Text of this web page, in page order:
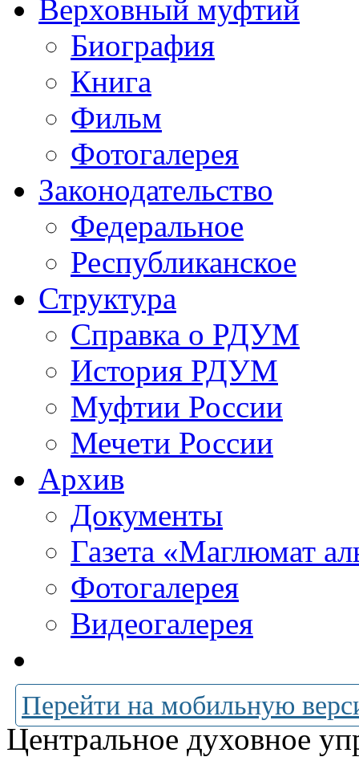
Верховный муфтий
Биография
Книга
Фильм
Фотогалерея
Законодательство
Федеральное
Республиканское
Структура
Справка о РДУМ
История РДУМ
Муфтии России
Мечети России
Архив
Документы
Газета «Маглюмат
Фотогалерея
Видеогалерея
Перейти на мобильную
Центральное духовное